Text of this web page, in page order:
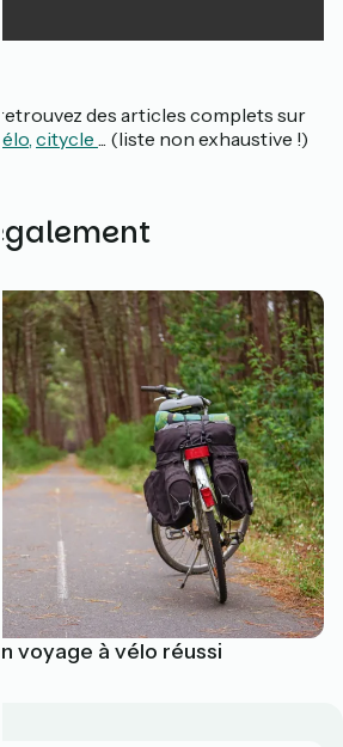
retrouvez des articles complets sur
citycle ... (liste non exhaustive !)
voyage à vélo réussi